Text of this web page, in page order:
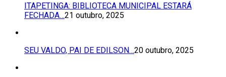
ITAPETINGA: BIBLIOTECA MUNICIPAL ESTARÁ
FECHADA…21 outubro, 2025
SEU VALDO, PAI DE EDILSON…20 outubro, 2025